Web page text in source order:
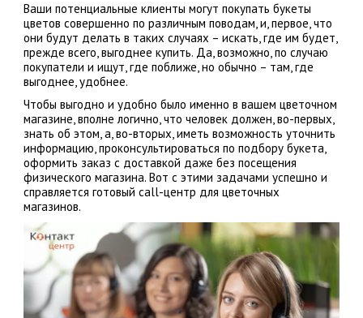
Ваши потенциальные клиенты могут покупать букеты
цветов совершенно по различным поводам, и, первое, что
они будут делать в таких случаях – искать, где им будет,
прежде всего, выгоднее купить. Да, возможно, по случаю
покупатели и ищут, где поближе, но обычно – там, где
выгоднее, удобнее.
Чтобы выгодно и удобно было именно в вашем цветочном
магазине, вполне логично, что человек должен, во-первых,
знать об этом, а, во-вторых, иметь возможность уточнить
информацию, проконсультироваться по подбору букета,
оформить заказ с доставкой даже без посещения
физического магазина. Вот с этими задачами успешно и
справляется готовый call-центр для цветочных
магазинов.